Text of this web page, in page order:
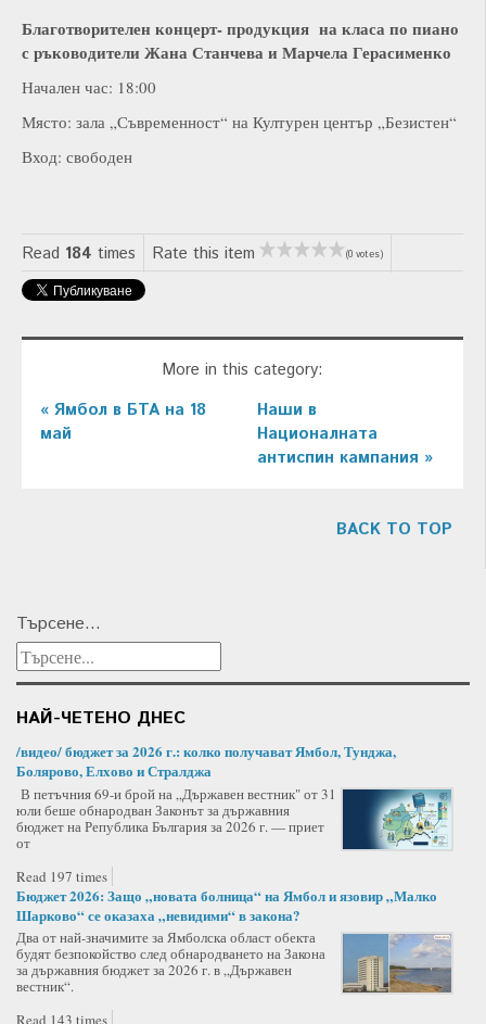
Благотворителен концерт- продукция на класа по пиано
с ръководители Жана Станчева и Марчела Герасименко
Начален час: 18:00
Място: зала „Съвременност“ на Културен център „Безистен“
Вход: свободен
Read 184 times Rate this item (0 votes)
More in this category:
« Ямбол в БТА на 18
май
Наши в
Националната
антиспин кампания »
BACK TO TOP
Търсене...
НАЙ-ЧЕТЕНО ДНЕС
/видео/ бюджет за 2026 г.: колко получават Ямбол, Тунджа,
Болярово, Елхово и Стралджа
В петъчния 69-и брой на „Държавен вестник" от 31
юли беше обнародван Законът за държавния
бюджет на Република България за 2026 г. — приет
от
Read 197 times
Бюджет 2026: Защо „новата болница“ на Ямбол и язовир „Малко
Шарково“ се оказаха „невидими“ в закона?
Два от най-значимите за Ямболска област обекта
будят безпокойство след обнародването на Закона
за държавния бюджет за 2026 г. в „Държавен
вестник“.
Read 143 times